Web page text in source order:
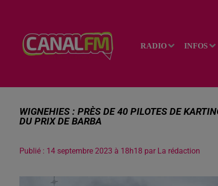
RADIO INFOS
WIGNEHIES : PRÈS DE 40 PILOTES DE
DU PRIX DE BARBA
Publié : 14 septembre 2023 à 18h18 par La rédaction